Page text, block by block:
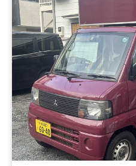
トクリーム（夏季）、クリ
酒類、お菓子